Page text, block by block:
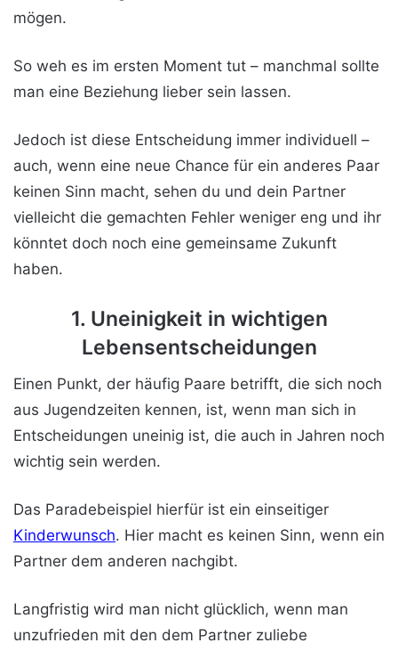
mögen.
So weh es im ersten Moment tut – manchmal sollte
man eine Beziehung lieber sein lassen.
Jedoch ist diese Entscheidung immer individuell –
auch, wenn eine neue Chance für ein anderes Paar
keinen Sinn macht, sehen du und dein Partner
vielleicht die gemachten Fehler weniger eng und ihr
könntet doch noch eine gemeinsame Zukunft
haben.
1. Uneinigkeit in wichtigen
Lebensentscheidungen
Einen Punkt, der häufig Paare betrifft, die sich noch
aus Jugendzeiten kennen, ist, wenn man sich in
Entscheidungen uneinig ist, die auch in Jahren noch
wichtig sein werden.
Das Paradebeispiel hierfür ist ein einseitiger
Kinderwunsch. Hier macht es keinen Sinn, wenn ein
Partner dem anderen nachgibt.
Langfristig wird man nicht glücklich, wenn man
unzufrieden mit den dem Partner zuliebe